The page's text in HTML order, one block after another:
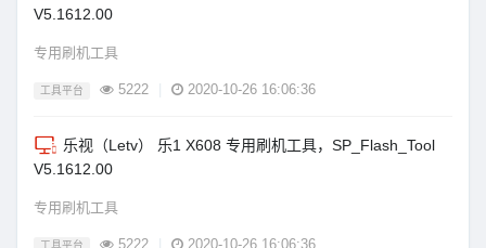
V5.1612.00
专用刷机工具
工具平台 5222 2020-10-26 16:06:36
乐视（Letv） 乐1 X608 专用刷机工具，SP_Flash_Tool
V5.1612.00
专用刷机工具
工具平台 5222 2020-10-26 16:06:36